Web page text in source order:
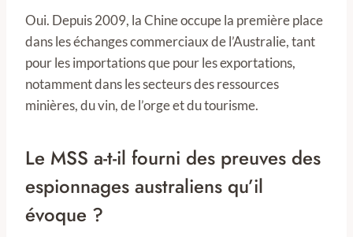
Oui. Depuis 2009, la Chine occupe la première place
dans les échanges commerciaux de l’Australie, tant
pour les importations que pour les exportations,
notamment dans les secteurs des ressources
minières, du vin, de l’orge et du tourisme.
Le MSS a-t-il fourni des preuves des
espionnages australiens qu’il
évoque ?